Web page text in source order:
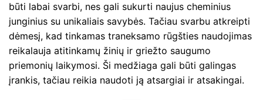
būti labai svarbi, nes gali sukurti naujus cheminius
junginius su unikaliais savybės. Tačiau svarbu atkreipti
dėmesį, kad tinkamas traneksamo rūgšties naudojimas
reikalauja atitinkamų žinių ir griežto saugumo
priemonių laikymosi. Ši medžiaga gali būti galingas
įrankis, tačiau reikia naudoti ją atsargiai ir atsakingai.